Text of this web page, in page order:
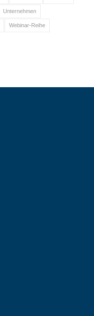
Unternehmen
Webinar-Reihe